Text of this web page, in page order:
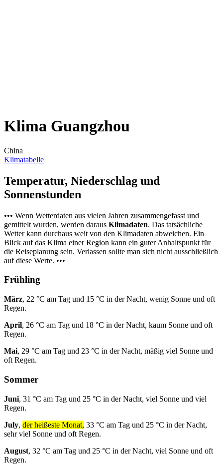
Klima Guangzhou
China
Klimatabelle
Temperatur, Niederschlag und
Sonnenstunden
••• Wenn Wetterdaten aus vielen Jahren zusammengefasst und
gemittelt wurden, werden daraus Klimadaten. Das tatsächliche
Wetter kann durchaus weit von den Klimadaten abweichen. Ein
Blick auf das Klima einer Region kann ein guter Anhaltspunkt für
die Reiseplanung sein. Verlassen sollte man sich nicht ausschließlich
auf diese Werte. •••
Frühling
März, 22 °C am Tag und 15 °C in der Nacht, wenig Sonne und oft
Regen.
April, 26 °C am Tag und 18 °C in der Nacht, kaum Sonne und oft
Regen.
Mai, 29 °C am Tag und 23 °C in der Nacht, mäßig viel Sonne und
oft Regen.
Sommer
Juni, 31 °C am Tag und 25 °C in der Nacht, viel Sonne und viel
Regen.
July, der heißeste Monat, 33 °C am Tag und 25 °C in der Nacht,
sehr viel Sonne und oft Regen.
August, 32 °C am Tag und 25 °C in der Nacht, viel Sonne und oft
Regen.